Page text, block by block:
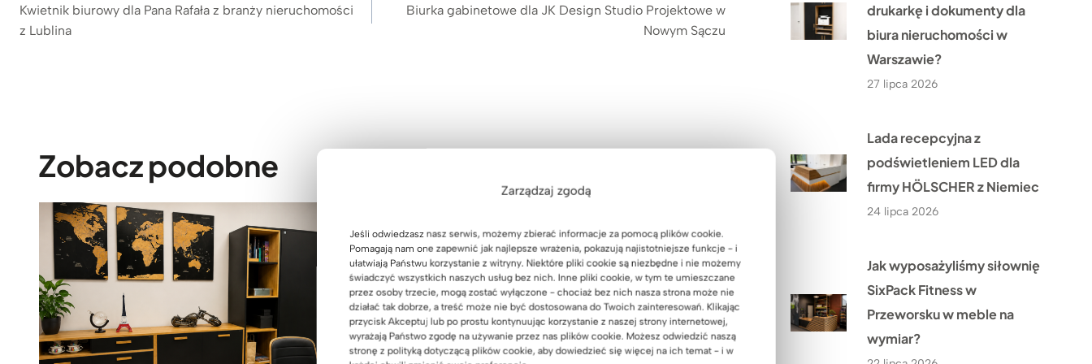
Zarządzaj zgodą
Jeśli odwiedzasz nasz serwis, możemy zbierać informacje za pomocą plików cookie.
Pomagają nam one zapewnić jak najlepsze wrażenia, pokazują najistotniejsze funkcje - i
ułatwiają Państwu korzystanie z witryny. Niektóre pliki cookie są niezbędne i nie możemy
świadczyć wszystkich naszych usług bez nich. Inne pliki cookie, w tym te umieszczane
przez osoby trzecie, mogą zostać wyłączone - chociaż bez nich nasza strona może nie
działać tak dobrze, a treść może nie być dostosowana do Twoich zainteresowań. Klikając
przycisk Akceptuj lub po prostu kontynuując korzystanie z naszej strony internetowej,
wyrażają Państwo zgodę na używanie przez nas plików cookie. Możesz odwiedzić naszą
stronę z polityką dotyczącą plików cookie, aby dowiedzieć się więcej na ich temat - i w
wpisu
Kwietnik biurowy dla Pana Rafała z branży nieruchomości
z Lublina
Biurka gabinetowe dla JK Design Studio Projektowe w
Nowym Sączu
Zobacz podobne
drukarkę i dokumenty dla
biura nieruchomości w
Warszawie?
27 lipca 2026
Lada recepcyjna z
podświetleniem LED dla
firmy HÖLSCHER z Niemiec
24 lipca 2026
Jak wyposażyliśmy siłownię
SixPack Fitness w
Przeworsku w meble na
wymiar?